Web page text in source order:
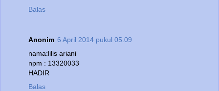
Balas
Anonim 6 April 2014 pukul 05.09
nama:lilis ariani
npm : 13320033
HADIR
Balas